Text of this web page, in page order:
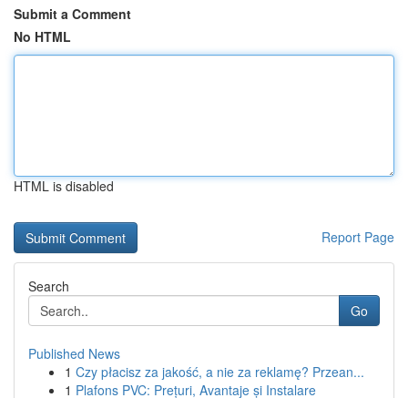
Submit a Comment
No HTML
HTML is disabled
Report Page
Search
Go
Published News
1 Czy płacisz za jakość, a nie za reklamę? Przean...
1 Plafons PVC: Prețuri, Avantaje și Instalare